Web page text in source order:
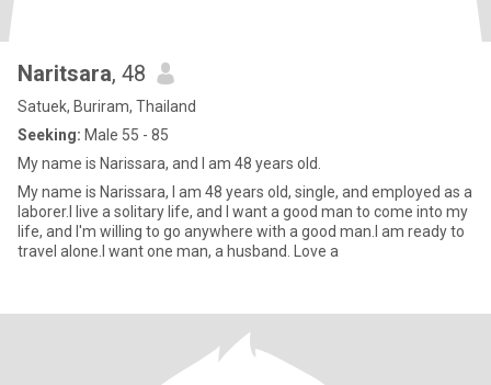
Naritsara, 48
Satuek, Buriram, Thailand
Seeking: Male 55 - 85
My name is Narissara, and I am 48 years old.
My name is Narissara, I am 48 years old, single, and employed as a
laborer.I live a solitary life, and I want a good man to come into my
life, and I'm willing to go anywhere with a good man.I am ready to
travel alone.I want one man, a husband. Love a